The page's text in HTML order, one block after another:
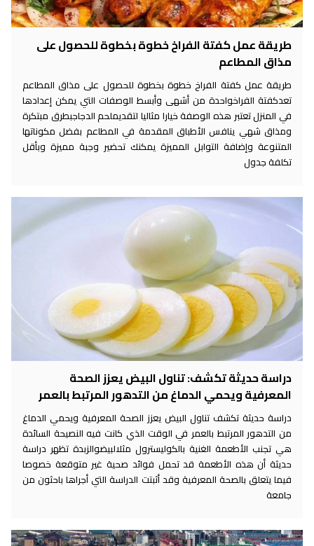
طريقة عمل كفتة الفراخ خطوة بخطوة للحصول على
مذاق المطاعم
طريقة عمل كفتة الفراخ خطوة بخطوة للحصول على مذاق المطاعم
تعدكفتة الفراخواحدة من أشهى وأبسط الوصفات التي يمكن إعدادها
في المنزل تعتبر هذه الوصفة خيارا مثاليا لتقديملحم الدجاجبطرق مبتكرة
ومذاق شهي ينافس الأطباق المقدمة في المطاعم بفضل مكوناتها
المتنوعة وإضافة التوابل المميزة يمكنك تحضير وجبة مميزة وبأقل
تكلفة جدول
دراسة حديثة تكشف: تناول البيض يعزز الصحة
المعرفية ويحمي الدماغ من التدهور المرتبط بالعمر
دراسة حديثة تكشف تناول البيض يعزز الصحة المعرفية ويحمي الدماغ
من التدهور المرتبط بالعمر في الوقت الذي كانت فيه النصيحة السائدة
هي تجنب الأطعمة الغنية بالكوليسترول مثلالبيضوالزبدة تظهر دراسة
حديثة أن هذه الأطعمة قد تحمل فوائد صحية غير متوقعة خصوصا
فيما يتعلق بالصحة المعرفية وقد أثبتت الدراسة التي أجراها باحثون من
جامعة